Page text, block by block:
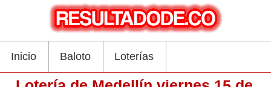
Inicio Baloto Loterías